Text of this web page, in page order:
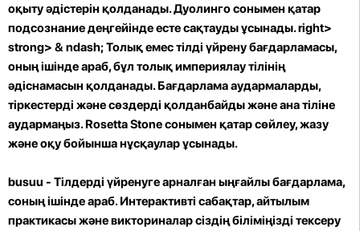
оқыту әдістерін қолданады. Дуолинго сонымен қатар
подсознание деңгейінде есте сақтауды ұсынады.right>
strong> & ndash; Толық емес тілді үйрену бағдарламасы,
оның ішінде араб, бұл толық империялау тілінің
әдіснамасын қолданады. Бағдарлама аудармаларды,
тіркестерді және сөздерді қолданбайды және ана тіліне
аудармаңыз. Rosetta Stone сонымен қатар сөйлеу, жазу
және оқу бойынша нұсқаулар ұсынады.
busuu - Тілдерді үйренуге арналған ыңғайлы бағдарлама,
соның ішінде араб. Интерактивті сабақтар, айтылым
практикасы және викториналар сіздің біліміңізді тексеру